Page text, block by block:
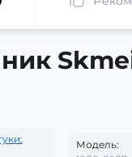
Модель: